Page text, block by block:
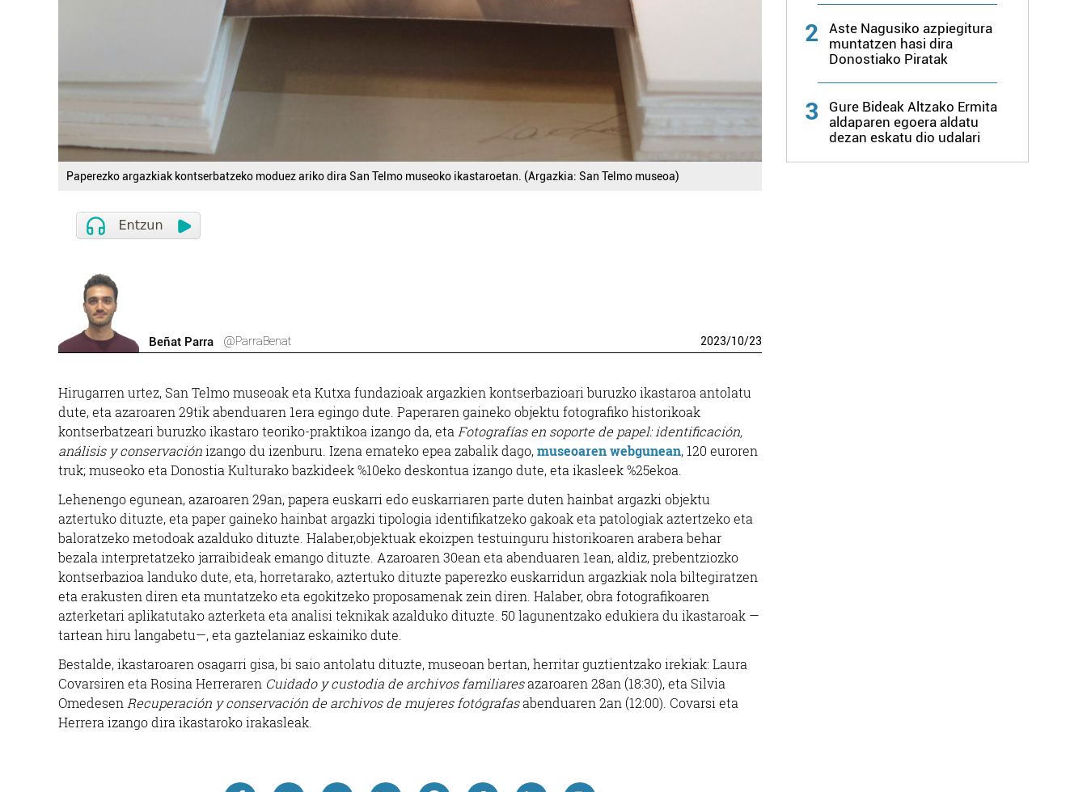
Paperezko argazkiak kontserbatzeko moduez ariko dira San Telmo museoko ikastaroetan. (Argazkia: San Telmo museoa)
Beñat Parra @ParraBenat 2023/10/23
Hirugarren urtez, San Telmo museoak eta Kutxa fundazioak argazkien kontserbazioari buruzko ikastaroa antolatu
dute, eta azaroaren 29tik abenduaren 1era egingo dute. Paperaren gaineko objektu fotografiko historikoak
kontserbatzeari buruzko ikastaro teoriko-praktikoa izango da, etaFotografías en soporte de papel: identificación,
análisis y conservaciónizango du izenburu. Izena emateko epea zabalik dago,museoaren webgunean, 120 euroren
truk; museoko eta Donostia Kulturako bazkideek %10eko deskontua izango dute, eta ikasleek %25ekoa.
Lehenengo egunean, azaroaren 29an, papera euskarri edo euskarriaren parte duten hainbat argazki objektu
aztertuko dituzte, eta paper gaineko hainbat argazki tipologia identifikatzeko gakoak eta patologiak aztertzeko eta
baloratzeko metodoak azalduko dituzte. Halaber,objektuak ekoizpen testuinguru historikoaren arabera behar
bezala interpretatzeko jarraibideak emango dituzte. Azaroaren 30ean eta abenduaren 1ean, aldiz, prebentziozko
kontserbazioa landuko dute, eta, horretarako, aztertuko dituzte paperezko euskarridun argazkiak nola biltegiratzen
eta erakusten diren eta muntatzeko eta egokitzeko proposamenak zein diren. Halaber, obra fotografikoaren
azterketari aplikatutako azterketa eta analisi teknikak azalduko dituzte. 50 lagunentzako edukiera du ikastaroak —
tartean hiru langabetu—, eta gaztelaniaz eskainiko dute.
Bestalde, ikastaroaren osagarri gisa, bi saio antolatu dituzte, museoan bertan, herritar guztientzako irekiak: Laura
Covarsiren eta Rosina Herreraren Cuidado y custodia de archivos familiaresazaroaren 28an (18:30), eta Silvia
OmedesenRecuperación y conservación de archivos de mujeres fotógrafasabenduaren 2an (12:00). Covarsi eta
Herrera izango dira ikastaroko irakasleak.
2
Aste Nagusiko azpiegitura
muntatzen hasi dira
Donostiako Piratak
3
Gure Bideak Altzako Ermita
aldaparen egoera aldatu
dezan eskatu dio udalari